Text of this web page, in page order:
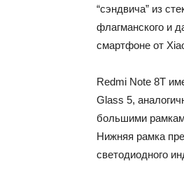
“сэндвича” из
флагманского и
смартфоне от
Redmi Note 8T
Glass 5,
большими
Нижняя рамка
светодиодного